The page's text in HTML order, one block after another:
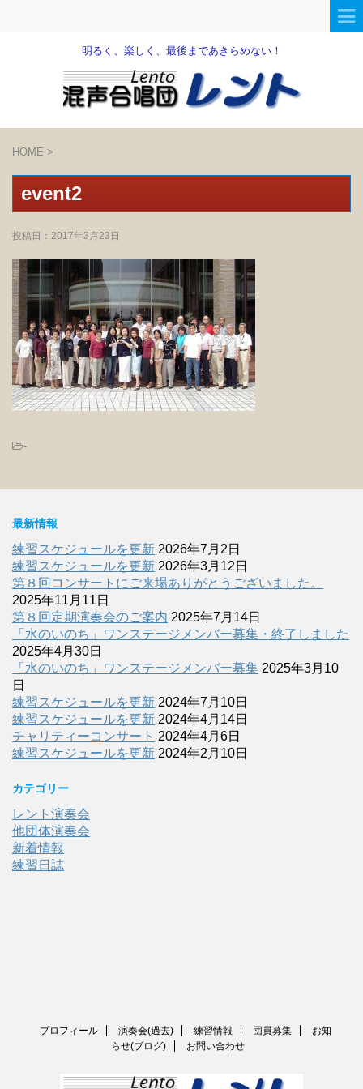
明るく、楽しく、最後まであきらめない！
HOME >
event2
投稿日： 2017年3月23日
-
最新情報
練習スケジュールを更新 2026年7月2日
練習スケジュールを更新 2026年3月12日
第８回コンサートにご来場ありがとうございました。
2025年11月11日
第８回定期演奏会のご案内 2025年7月14日
「水のいのち」ワンステージメンバー募集・終了しました
2025年4月30日
「水のいのち」ワンステージメンバー募集 2025年3月10
日
練習スケジュールを更新 2024年7月10日
練習スケジュールを更新 2024年4月14日
チャリティーコンサート 2024年4月6日
練習スケジュールを更新 2024年2月10日
カテゴリー
レント演奏会
他団体演奏会
新着情報
練習日誌
プロフィール 演奏会(過去) 練習情報 団員募集
お知
らせ(ブログ)
お問い合わせ